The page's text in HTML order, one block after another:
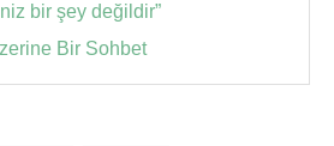
bir şey değildir”
Bir Sohbet